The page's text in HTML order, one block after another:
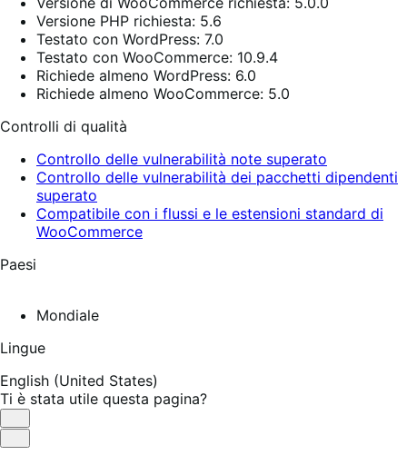
Versione PHP richiesta: 5.6
Testato con WordPress: 7.0
Testato con WooCommerce: 10.9.4
Richiede almeno WordPress: 6.0
Richiede almeno WooCommerce: 5.0
Controlli di qualità
Controllo delle vulnerabilità note superato
Controllo delle vulnerabilità dei pacchetti dipendenti
superato
Compatibile con i flussi e le estensioni standard di
WooCommerce
Paesi
Mondiale
Lingue
English (United States)
Ti è stata utile questa pagina?
Utile
Non